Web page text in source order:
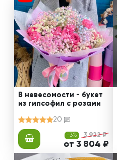
В невесомости - букет
из гипсофил с розами
20
-3% 3 922 ₽
от 3 804 ₽